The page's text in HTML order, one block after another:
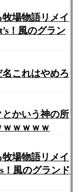
牧場物語リメイ
！風のグラン
名これはやめろ
とかいう神の所
ｗｗｗｗ
牧場物語リメイ
！風のグランド